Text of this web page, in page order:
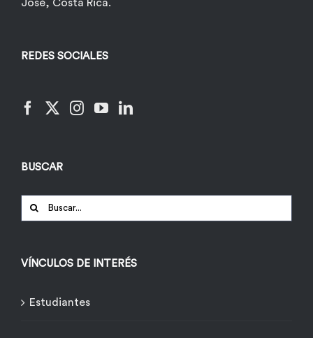
José, Costa Rica.
REDES SOCIALES
BUSCAR
Buscar:
VÍNCULOS DE INTERÉS
Estudiantes